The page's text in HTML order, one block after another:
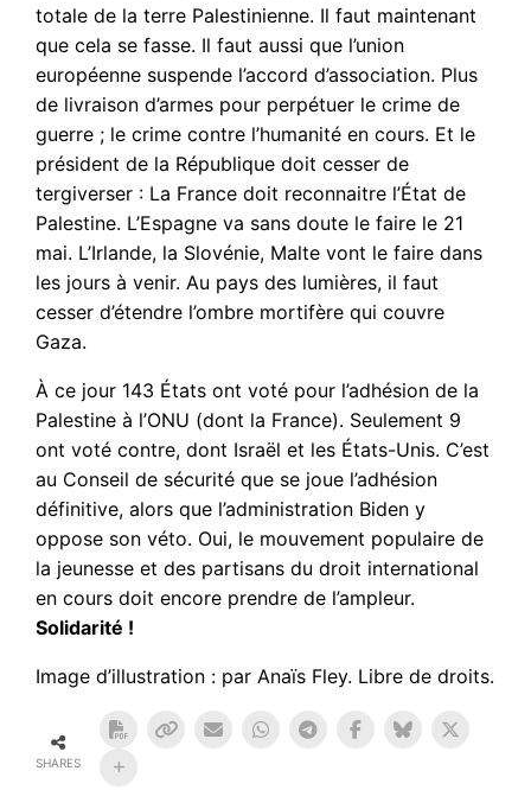
totale de la terre Palestinienne. Il faut maintenant
que cela se fasse. Il faut aussi que l’union
européenne suspende l’accord d’association. Plus
de livraison d’armes pour perpétuer le crime de
guerre ; le crime contre l’humanité en cours. Et le
président de la République doit cesser de
tergiverser : La France doit reconnaitre l’État de
Palestine. L’Espagne va sans doute le faire le 21
mai. L’Irlande, la Slovénie, Malte vont le faire dans
les jours à venir. Au pays des lumières, il faut
cesser d’étendre l’ombre mortifère qui couvre
Gaza.
À ce jour 143 États ont voté pour l’adhésion de la
Palestine à l’ONU (dont la France). Seulement 9
ont voté contre, dont Israël et les États-Unis. C’est
au Conseil de sécurité que se joue l’adhésion
définitive, alors que l’administration Biden y
oppose son véto. Oui, le mouvement populaire de
la jeunesse et des partisans du droit international
en cours doit encore prendre de l’ampleur.
Solidarité !
Image d’illustration : par Anaïs Fley. Libre de droits.
SHARES